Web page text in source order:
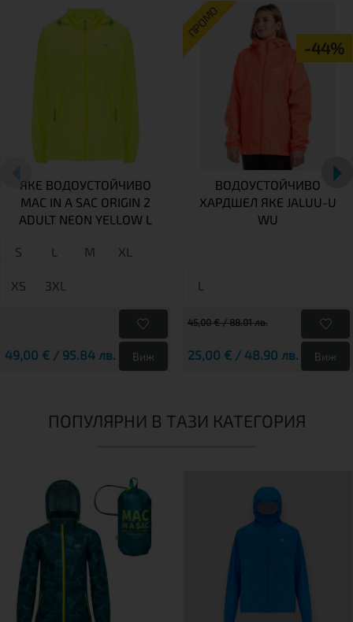
ЯКЕ ВОДОУСТОЙЧИВО
MAC IN A SAC ORIGIN 2
ADULT NEON YELLOW L
S L М XL
XS 3XL
49,00 € / 95.84 лв. Виж
ПРОМО
-44%
ВОДОУСТОЙЧИВО
ХАРДШЕЛ ЯКЕ JALUU-U
WU
L
45,00 € / 88.01 лв.
25,00 € / 48.90 лв. Виж
ПОПУЛЯРНИ В ТАЗИ КАТЕГОРИЯ